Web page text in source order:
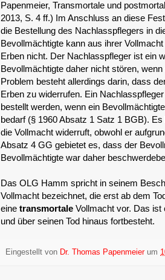
Papenmeier, Transmortale und
2013, S. 4 ff.) Im Anschluss an diese
die Bestellung des Nachlasspflegers in
Bevollmächtigte kann aus ihrer
Erben nicht. Der Nachlasspfleger ist ein
Bevollmächtigte daher nicht stören,
Problem besteht allerdings darin, dass
Erben zu widerrufen. Ein
bestellt werden, wenn ein
bedarf (§ 1960 Absatz 1 Satz 1 BGB).
die Vollmacht widerruft, obwohl er
Absatz 4 GG gebietet es, dass der
Bevollmächtigte war daher
Das OLG Hamm spricht in seinem
Vollmacht bezeichnet, die erst ab dem
eine transmortale Vollmacht vor. Das ist
und über seinen Tod hinaus fortbesteht.
Eingestellt von Dr. Thomas Papenmeier um